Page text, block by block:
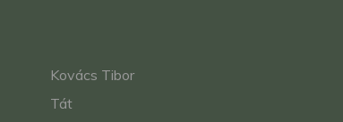
Kovács Tibor
Tát